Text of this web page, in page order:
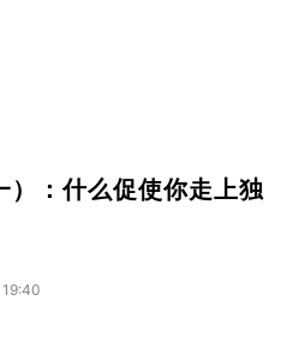
：什么促使你走上独